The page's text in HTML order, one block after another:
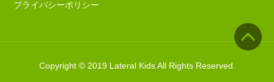
プライバシーポリシー
Copyright © 2019 Lateral Kids All Rights Reserved.